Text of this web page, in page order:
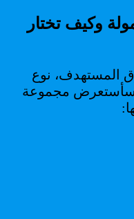
وكيف تختار
المستهدف، نوع
سأستعرض مجموعة